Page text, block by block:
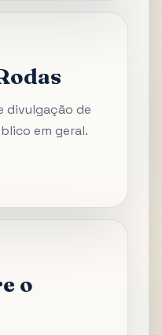
divulgação de
em geral.
o